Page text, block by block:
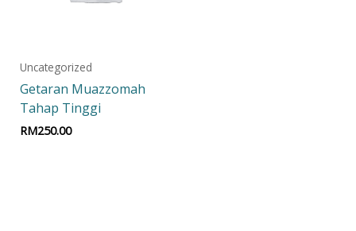
Uncategorized
Getaran Muazzomah
Tahap Tinggi
RM250.00